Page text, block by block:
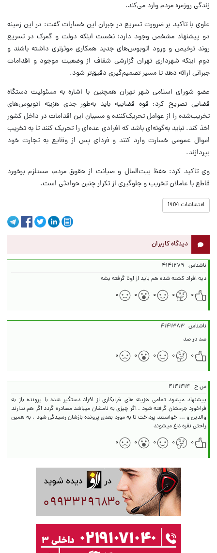
زندگی روزمره مردم وارد می‌کند.
علوی با تاکید بر ضرورت تسریع در جبران این خسارات گفت: در این زمینه
دو پیشنهاد مشخص وجود دارد؛ نخست اینکه دولت و گمرک در تسریع
روند ترخیص و ورود اتوبوس‌های جدید همکاری موثرتری داشته باشند و
دوم اینکه شهرداری تهران گزارشی شفاف از وضعیت موجود و اقدامات
جبرانی ارائه دهد تا مسیر تصمیم‌گیری دقیق‌تر شود.
عضو شورای اسلامی شهر تهران همچنین با اشاره به مسئولیت دستگاه
قضایی تصریح کرد: قوه قضاییه باید به‌طور جدی هزینه اتوبوس‌های
تخریب‌شده را از عوامل تحریک‌کننده و مسببان این اقدامات در داخل کشور
اخذ کند. نباید به‌گونه‌ای باشد که افرادی عده‌ای را تحریک کنند تا به تخریب
اموال عمومی خسارت وارد کنند و فردای پس از وقایع به تجارت خود
بپردازند.
وی تاکید کرد: حفظ بیت‌المال و صیانت از حقوق مردم، مستلزم برخورد
قاطع با عاملان تخریب و جلوگیری از تکرار چنین حوادثی است.
اغتشاشات 1404
دیدگاه کاربران
ناشناس ۴۱۴۱۲۷۹
دیه افراد کشته شده هم باید از اونا گرفته بشه
۰
۰ ۰ ۰ ۰
ناشناس ۴۱۴۱۳۸۳
صد در صد
۰
۰ ۰ ۰ ۰
س ح ۴۱۴۱۴۱۴
پیشنهاد میشود تمامی هزینه های خرابکاری از افراد دستگیر شده با پرونده باز به
فراخورد جرمشان گرفته شود . اگر چیزی به نامشان میباشد مصادره گردد اگر هم ندارند
والدین و ... خواستند پرداخت تا به مورد بعدی پرونده بازشان رسیدگی شود . به همین
راحتی نقره داغ میشوند
۰
۰ ۰ ۰ ۰